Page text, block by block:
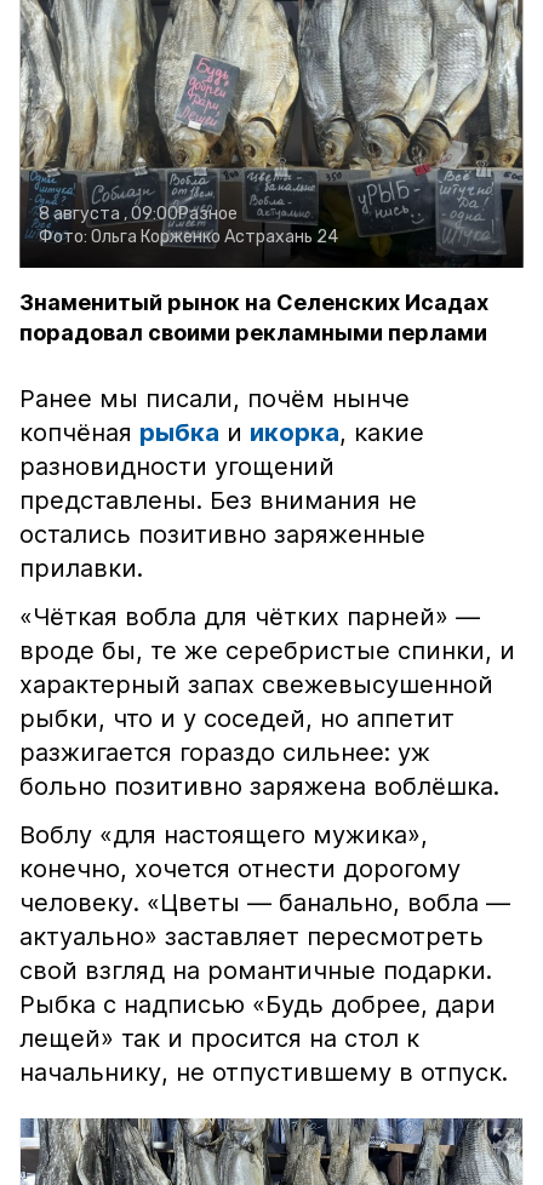
8 августа , 09:00Разное
Фото: Ольга Корженко Астрахань 24
Знаменитый рынок на Селенских Исадах
порадовал своими рекламными перлами
Ранее мы писали, почём нынче
копчёная рыбка и икорка, какие
разновидности угощений
представлены. Без внимания не
остались позитивно заряженные
прилавки.
«Чёткая вобла для чётких парней» —
вроде бы, те же серебристые спинки, и
характерный запах свежевысушенной
рыбки, что и у соседей, но аппетит
разжигается гораздо сильнее: уж
больно позитивно заряжена воблёшка.
Воблу «для настоящего мужика»,
конечно, хочется отнести дорогому
человеку. «Цветы — банально, вобла —
актуально» заставляет пересмотреть
свой взгляд на романтичные подарки.
Рыбка с надписью «Будь добрее, дари
лещей» так и просится на стол к
начальнику, не отпустившему в отпуск.